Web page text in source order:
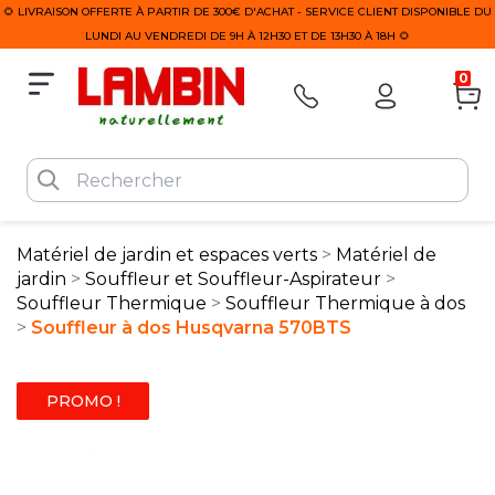
🌻 LIVRAISON OFFERTE À PARTIR DE 300€ D'ACHAT - SERVICE CLIENT DISPONIBLE DU
LUNDI AU VENDREDI DE 9H À 12H30 ET DE 13H30 À 18H 🌻
0
Matériel de jardin et espaces verts
Matériel de
jardin
Souffleur et Souffleur-Aspirateur
Souffleur Thermique
Souffleur Thermique à dos
Souffleur à dos Husqvarna 570BTS
PROMO !